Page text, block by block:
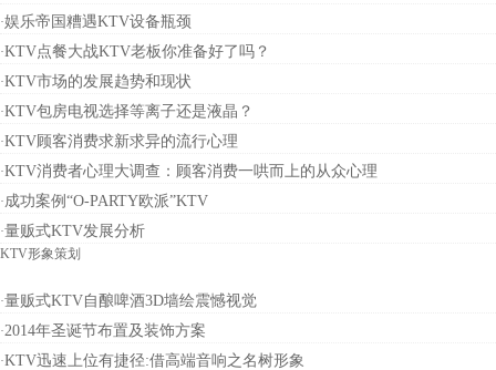
·娱乐帝国糟遇KTV设备瓶颈
·KTV点餐大战KTV老板你准备好了吗？
·KTV市场的发展趋势和现状
·KTV包房电视选择等离子还是液晶？
·KTV顾客消费求新求异的流行心理
·KTV消费者心理大调查：顾客消费一哄而上的从众心理
·成功案例“O-PARTY欧派”KTV
·量贩式KTV发展分析
KTV形象策划
·量贩式KTV自酿啤酒3D墙绘震憾视觉
·2014年圣诞节布置及装饰方案
·KTV迅速上位有捷径:借高端音响之名树形象